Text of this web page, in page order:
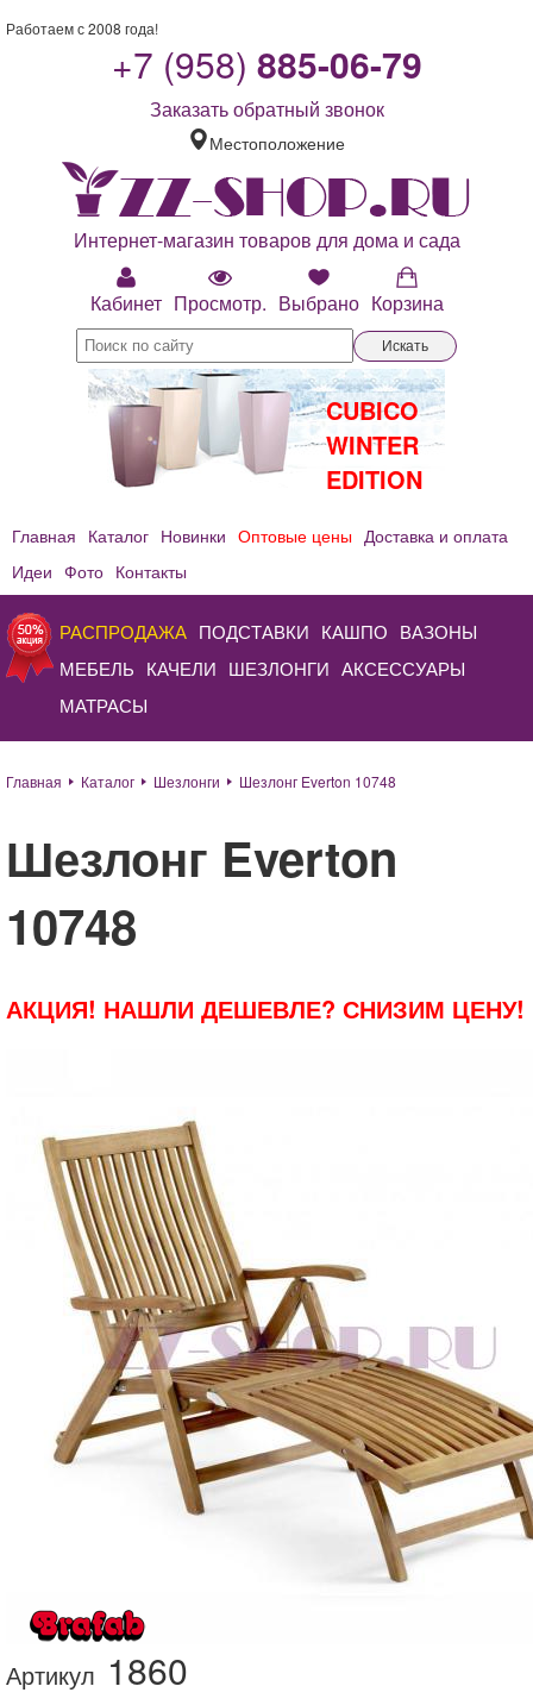
Работаем с 2008 года!
+7 (958) 885-06-79
Заказать обратный звонок
Местоположение
Интернет-магазин товаров для дома и сада
Кабинет Просмотр. Выбрано Корзина
Искать
CUBICO
WINTER
EDITION
Главная Каталог Новинки Оптовые цены Доставка и оплата
Идеи Фото Контакты
РАСПРОДАЖА ПОДСТАВКИ КАШПО ВАЗОНЫ
МЕБЕЛЬ КАЧЕЛИ ШЕЗЛОНГИ АКСЕССУАРЫ
МАТРАСЫ
Главная Каталог Шезлонги Шезлонг Everton 10748
Шезлонг Everton
10748
АКЦИЯ! НАШЛИ ДЕШЕВЛЕ? СНИЗИМ ЦЕНУ!
Артикул 1860